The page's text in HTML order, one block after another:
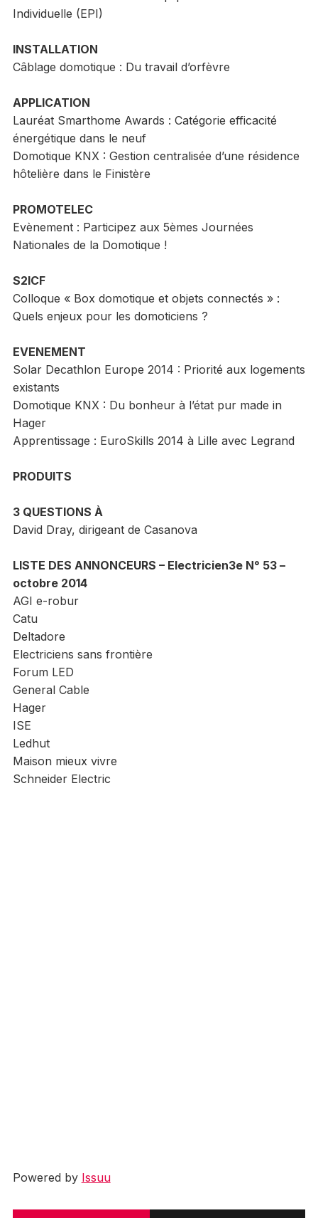
Individuelle (EPI)
INSTALLATION
Câblage domotique : Du travail d’orfèvre
APPLICATION
Lauréat Smarthome Awards : Catégorie efficacité
énergétique dans le neuf
Domotique KNX : Gestion centralisée d’une résidence
hôtelière dans le Finistère
PROMOTELEC
Evènement : Participez aux 5èmes Journées
Nationales de la Domotique !
S2ICF
Colloque « Box domotique et objets connectés » :
Quels enjeux pour les domoticiens ?
EVENEMENT
Solar Decathlon Europe 2014 : Priorité aux logements
existants
Domotique KNX : Du bonheur à l’état pur made in
Hager
Apprentissage : EuroSkills 2014 à Lille avec Legrand
PRODUITS
3 QUESTIONS À
David Dray, dirigeant de Casanova
LISTE DES ANNONCEURS – Electricien3e N° 53 –
octobre 2014
AGI e-robur
Catu
Deltadore
Electriciens sans frontière
Forum LED
General Cable
Hager
ISE
Ledhut
Maison mieux vivre
Schneider Electric
Powered by Issuu